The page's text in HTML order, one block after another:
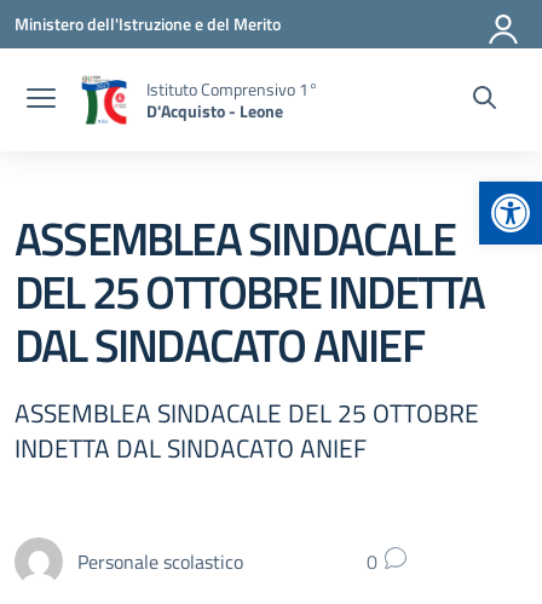
Vai ai contenuti
Vai al menu di navigazione
Vai al footer
Ministero dell'Istruzione e del Merito
Istituto Comprensivo 1°
D'Acquisto - Leone
ASSEMBLEA SINDACALE
DEL 25 OTTOBRE INDETTA
DAL SINDACATO ANIEF
ASSEMBLEA SINDACALE DEL 25 OTTOBRE
INDETTA DAL SINDACATO ANIEF
Personale scolastico 0